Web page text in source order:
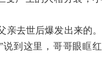
去世后爆发出来的。
到这里，哥哥眼眶红